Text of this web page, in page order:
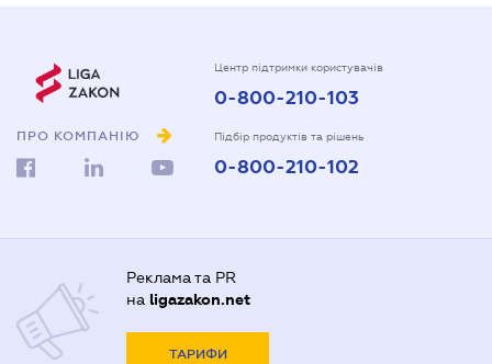
ПРО КОМПАНІЮ
Центр підтримки користувачів
0-800-210-103
Підбір продуктів та рішень
0-800-210-102
Реклама та PR
на ligazakon.net
ТАРИФИ